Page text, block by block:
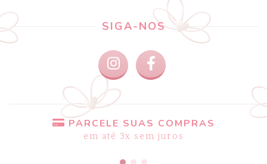
SIGA-NOS
PARCELE SUAS COMPRAS
em até 3x sem juros